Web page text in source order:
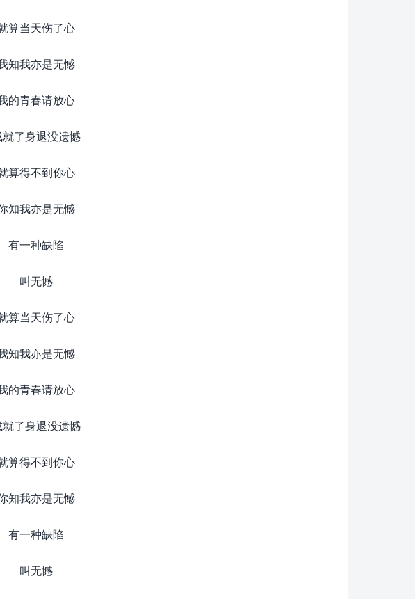
算当天伤了心
知我亦是无憾
的青春请放心
了身退没遗憾
算得不到你心
知我亦是无憾
有一种缺陷
叫无憾
算当天伤了心
知我亦是无憾
的青春请放心
了身退没遗憾
算得不到你心
知我亦是无憾
有一种缺陷
叫无憾